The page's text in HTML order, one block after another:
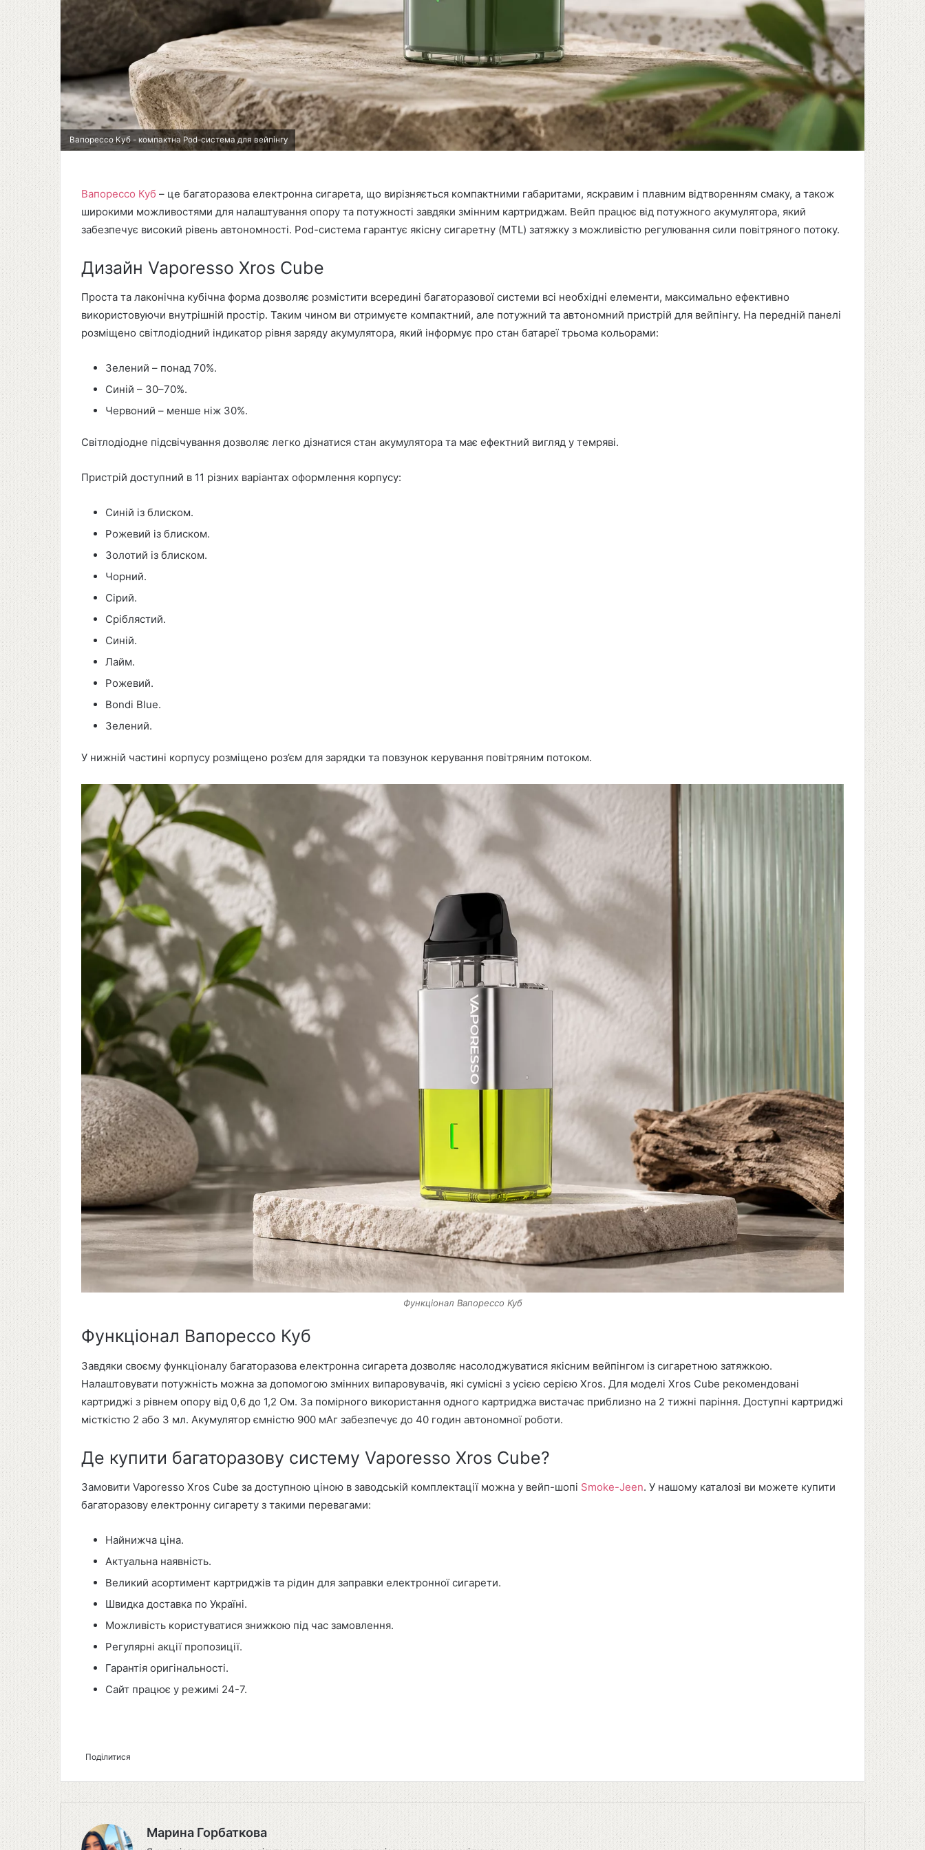
Вапорессо Куб - компактна Pod-система для вейпінгу
Вапорессо Куб – це багаторазова електронна сигарета, що вирізняється компактними габаритами, яскравим і плавним відтворенням смаку, а також
широкими можливостями для налаштування опору та потужності завдяки змінним картриджам. Вейп працює від потужного акумулятора, який
забезпечує високий рівень автономності. Pod-система гарантує якісну сигаретну (MTL) затяжку з можливістю регулювання сили повітряного потоку.
Дизайн Vaporesso Xros Cube
Проста та лаконічна кубічна форма дозволяє розмістити всередині багаторазової системи всі необхідні елементи, максимально ефективно
використовуючи внутрішній простір. Таким чином ви отримуєте компактний, але потужний та автономний пристрій для вейпінгу. На передній панелі
розміщено світлодіодний індикатор рівня заряду акумулятора, який інформує про стан батареї трьома кольорами:
Зелений – понад 70%.
Синій – 30–70%.
Червоний – менше ніж 30%.
Світлодіодне підсвічування дозволяє легко дізнатися стан акумулятора та має ефектний вигляд у темряві.
Пристрій доступний в 11 різних варіантах оформлення корпусу:
Синій із блиском.
Рожевий із блиском.
Золотий із блиском.
Чорний.
Сірий.
Сріблястий.
Синій.
Лайм.
Рожевий.
Bondi Blue.
Зелений.
У нижній частині корпусу розміщено роз’єм для зарядки та повзунок керування повітряним потоком.
Функціонал Вапорессо Куб
Функціонал Вапорессо Куб
Завдяки своєму функціоналу багаторазова електронна сигарета дозволяє насолоджуватися якісним вейпінгом із сигаретною затяжкою.
Налаштовувати потужність можна за допомогою змінних випаровувачів, які сумісні з усією серією Xros. Для моделі Xros Cube рекомендовані
картриджі з рівнем опору від 0,6 до 1,2 Ом. За помірного використання одного картриджа вистачає приблизно на 2 тижні паріння. Доступні картриджі
місткістю 2 або 3 мл. Акумулятор ємністю 900 мАг забезпечує до 40 годин автономної роботи.
Де купити багаторазову систему Vaporesso Xros Cube?
Замовити Vaporesso Xros Cube за доступною ціною в заводській комплектації можна у вейп-шопі Smoke-Jeen. У нашому каталозі ви можете купити
багаторазову електронну сигарету з такими перевагами:
Найнижча ціна.
Актуальна наявність.
Великий асортимент картриджів та рідин для заправки електронної сигарети.
Швидка доставка по Україні.
Можливість користуватися знижкою під час замовлення.
Регулярні акції пропозиції.
Гарантія оригінальності.
Сайт працює у режимі 24-7.
Поділитися
Марина Горбаткова